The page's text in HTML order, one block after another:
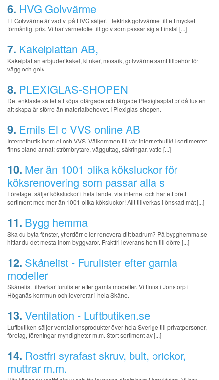
6. HVG Golvvärme
El Golvvärme är vad vi på HVG säljer. Elektrisk golvvärme till ett mycket
förmånligt pris. Vi har värmefolie till golv som passar sig att instal [...]
7. Kakelplattan AB,
Kakelplattan erbjuder kakel, klinker, mosaik, golvvärme samt tillbehör för
vägg och golv.
8. PLEXIGLAS-SHOPEN
Det enklaste sättet att köpa ofärgade och färgade Plexiglasplattor då lusten
att skapa är större än materialbehovet. I Plexiglas-shopen.
9. Emils El o VVS online AB
Internetbutik inom el och VVS. Välkommen till vår internetbutik! I sortimentet
finns bland annat: strömbrytare, vägguttag, säkringar, vatte [...]
10. Mer än 1001 olika köksluckor för
köksrenovering som passar alla s
Företaget säljer köksluckor i hela landet via internet och har ett brett
sortiment med mer än 1001 olika köksluckor! Allt tillverkas i önskad måt [...]
11. Bygg hemma
Ska du byta fönster, ytterdörr eller renovera ditt badrum? På bygghemma.se
hittar du det mesta inom byggvaror. Fraktfri leverans hem till dörre [...]
12. Skånelist - Furulister efter gamla
modeller
Skånelist tillverkar furulister efter gamla modeller. Vi finns i Jonstorp i
Höganäs kommun och levererar i hela Skåne.
13. Ventilation - Luftbutiken.se
Luftbutiken säljer ventilationsprodukter över hela Sverige till privatpersoner,
företag, föreningar myndigheter m.m. Stort sortiment av [...]
14. Rostfri syrafast skruv, bult, brickor,
muttrar m.m.